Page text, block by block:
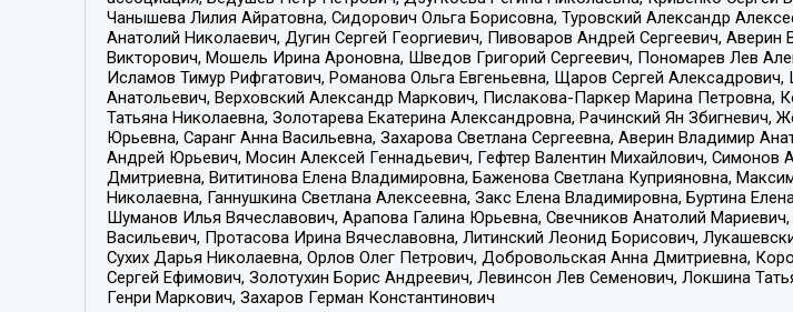
Чанышева Лилия Айратовна, Сидорович Ольга Борисовна, Туровский Александр
Анатолий Николаевич, Дугин Сергей Георгиевич, Пивоваров Андрей Сергеевич,
Викторович, Мошель Ирина Ароновна, Шведов Григорий Сергеевич, Пономарев Лев
Исламов Тимур Рифгатович, Романова Ольга Евгеньевна, Щаров Сергей
Анатольевич, Верховский Александр Маркович, Пислакова-Паркер Марина Петровна,
Татьяна Николаевна, Золотарева Екатерина Александровна, Рачинский Ян
Юрьевна, Саранг Анна Васильевна, Захарова Светлана Сергеевна, Аверин Владимир
Андрей Юрьевич, Мосин Алексей Геннадьевич, Гефтер Валентин Михайлович, Симонов
Дмитриевна, Вититинова Елена Владимировна, Баженова Светлана Куприяновна,
Николаевна, Ганнушкина Светлана Алексеевна, Закс Елена Владимировна, Буртина
Шуманов Илья Вячеславович, Арапова Галина Юрьевна, Свечников Анатолий
Васильевич, Протасова Ирина Вячеславовна, Литинский Леонид Борисович,
Сухих Дарья Николаевна, Орлов Олег Петрович, Добровольская Анна Дмитриевна,
Сергей Ефимович, Золотухин Борис Андреевич, Левинсон Лев Семенович, Локшина
Генри Маркович, Захаров Герман Константинович